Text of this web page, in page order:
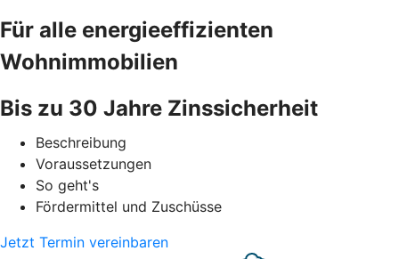
Für alle energieeffizienten
Wohnimmobilien
Bis zu 30 Jahre Zinssicherheit
Beschreibung
Voraussetzungen
So geht's
Fördermittel und Zuschüsse
Jetzt Termin vereinbaren